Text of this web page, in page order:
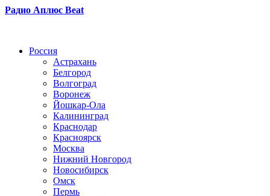
Радио Аплюс Beat
Россия
Астрахань
Белгород
Волгоград
Воронеж
Йошкар-Ола
Калининград
Краснодар
Красноярск
Москва
Нижний Новгород
Новосибирск
Омск
Пермь